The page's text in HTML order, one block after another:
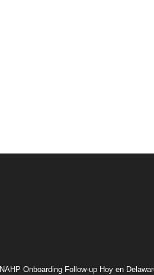
NAHP Onboarding Follow-up Hoy en